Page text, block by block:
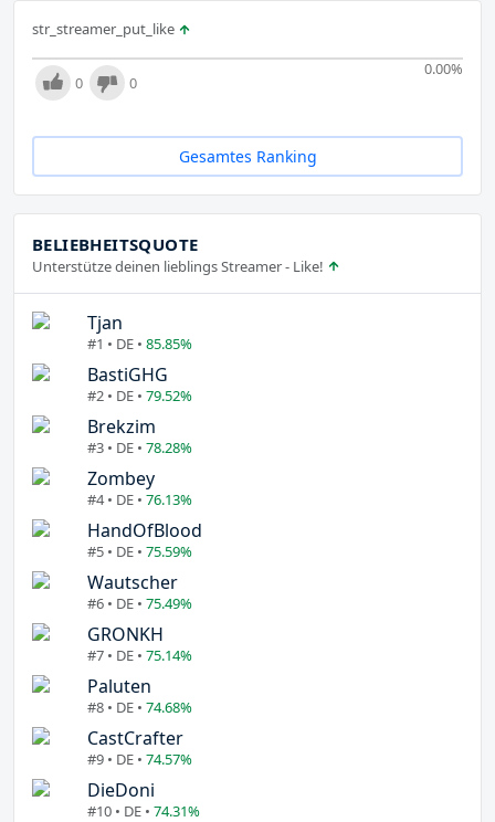
str_streamer_put_like
0.00%
0 0
Gesamtes Ranking
BELIEBHEITSQUOTE
Unterstütze deinen lieblings Streamer - Like!
Tjan
#1 • DE • 85.85%
BastiGHG
#2 • DE • 79.52%
Brekzim
#3 • DE • 78.28%
Zombey
#4 • DE • 76.13%
HandOfBlood
#5 • DE • 75.59%
Wautscher
#6 • DE • 75.49%
GRONKH
#7 • DE • 75.14%
Paluten
#8 • DE • 74.68%
CastCrafter
#9 • DE • 74.57%
DieDoni
#10 • DE • 74.31%